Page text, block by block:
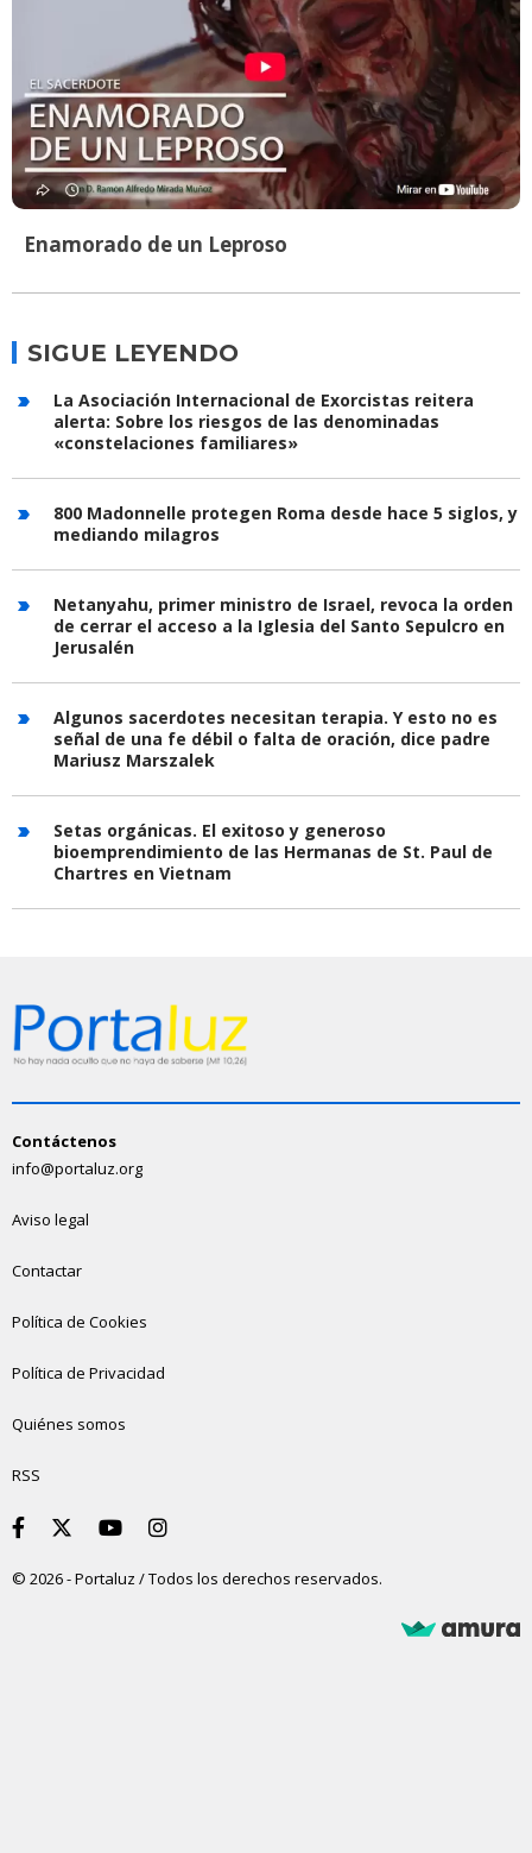
Enamorado de un Leproso
SIGUE LEYENDO
La Asociación Internacional de Exorcistas reitera
alerta: Sobre los riesgos de las denominadas
«constelaciones familiares»
800 Madonnelle protegen Roma desde hace 5 siglos, y
mediando milagros
Netanyahu, primer ministro de Israel, revoca la orden
de cerrar el acceso a la Iglesia del Santo Sepulcro en
Jerusalén
Algunos sacerdotes necesitan terapia. Y esto no es
señal de una fe débil o falta de oración, dice padre
Mariusz Marszalek
Setas orgánicas. El exitoso y generoso
bioemprendimiento de las Hermanas de St. Paul de
Chartres en Vietnam
Contáctenos
info@portaluz.org
Aviso legal
Contactar
Política de Cookies
Política de Privacidad
Quiénes somos
RSS
© 2026 - Portaluz / Todos los derechos reservados.